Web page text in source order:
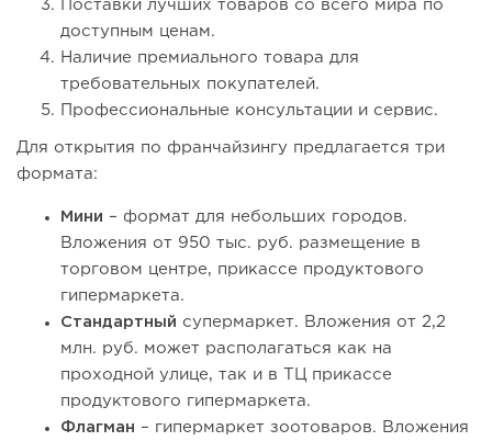
Поставки лучших товаров со всего мира по
доступным ценам.
Наличие премиального товара для
требовательных покупателей.
Профессиональные консультации и сервис.
Для открытия по франчайзингу предлагается три
формата:
Мини – формат для небольших городов.
Вложения от 950 тыс. руб. размещение в
торговом центре, прикассе продуктового
гипермаркета.
Стандартный супермаркет. Вложения от 2,2
млн. руб. может располагаться как на
проходной улице, так и в ТЦ прикассе
продуктового гипермаркета.
Флагман – гипермаркет зоотоваров. Вложения